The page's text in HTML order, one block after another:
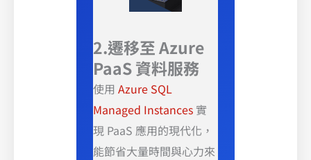
2.遷移至 Azure
PaaS 資料服務
使用 Azure SQL
Managed Instances實
現 PaaS 應用的現代化，
能節省大量時間與心力來